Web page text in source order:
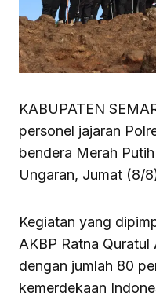
KABUPATEN
personel jajaran
bendera Merah
Ungaran, Jumat (8/
Kegiatan yang
AKBP Ratna
dengan jumlah 80
kemerdekaan